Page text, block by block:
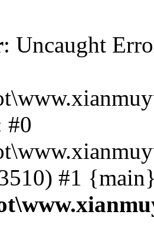
: Uncaught
#0
#1